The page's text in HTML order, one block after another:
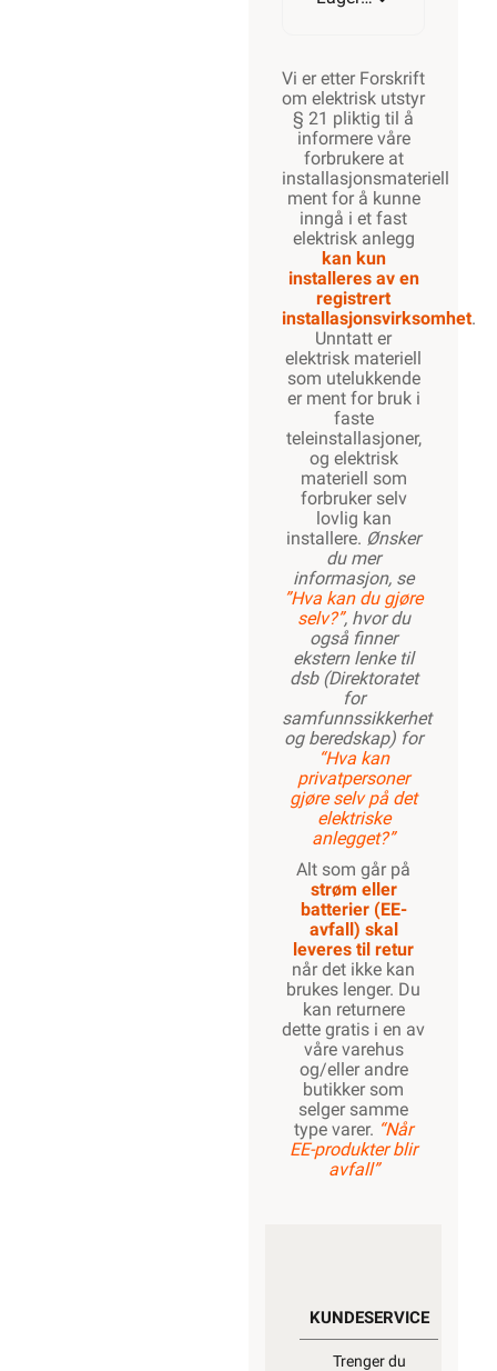
Vi er etter Forskrift
om elektrisk utstyr
§ 21 pliktig til å
informere våre
forbrukere at
installasjonsmateriell
ment for å kunne
inngå i et fast
elektrisk anlegg
kan kun
installeres av en
registrert
installasjonsvirksomhet.
Unntatt er
elektrisk materiell
som utelukkende
er ment for bruk i
faste
teleinstallasjoner,
og elektrisk
materiell som
forbruker selv
lovlig kan
installere. Ønsker
du mer
informasjon, se
”Hva kan du gjøre
selv?”, hvor du
også finner
ekstern lenke til
dsb (Direktoratet
for
samfunnssikkerhet
og beredskap) for
“Hva kan
privatpersoner
gjøre selv på det
elektriske
anlegget?”
Alt som går på
strøm eller
batterier (EE-
avfall) skal
leveres til retur
når det ikke kan
brukes lenger. Du
kan returnere
dette gratis i en av
våre varehus
og/eller andre
butikker som
selger samme
type varer. “Når
EE-produkter blir
avfall”
KUNDESERVICE
Trenger du